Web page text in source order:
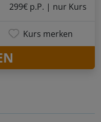
299€ p.P. | nur Kurs
Kurs merken